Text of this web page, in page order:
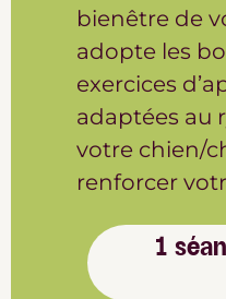
bienêtre de
adopte les
exercices
adaptées au
votre chien/
renforcer
1